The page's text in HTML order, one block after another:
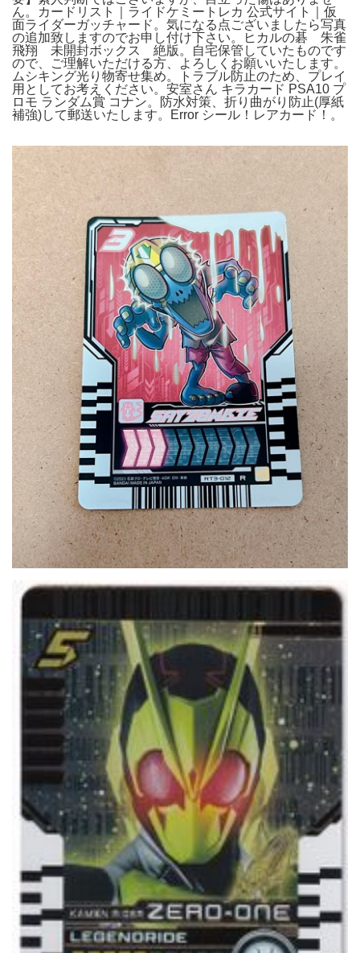
ん。カードリスト｜ライドケミートレカ 公式サイト｜仮
面ライダーガッチャード。気になる点ございましたら写真
の追加致しますのでお申し付け下さい。ヒカルの碁 朱雀
飛翔 未開封ボックス 絶版。自宅保管していたものです
ので、ご理解いただける方、よろしくお願いいたします。
ムシキング光り物寄せ集め。トラブル防止のため、プレイ
用としてお考えください。安室さん キラカード PSA10 プ
ロモ ランダム賞 コナン。防水対策、折り曲がり防止(厚紙
補強)して郵送いたします。Error シール！レアカード！。